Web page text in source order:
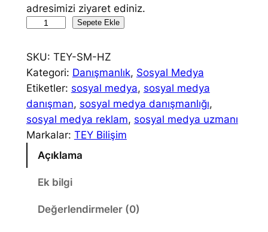
adresimizi ziyaret ediniz.
Y
S
o
s
y
a
Sepete Ekle
SKU: TEY-SM-HZ
Kategori: Danışmanlık, Sosyal Medya
Etiketler: sosyal medya, sosyal medya
danışman, sosyal medya danışmanlığı
sosyal medya reklam, sosyal medya uzmanı
Markalar: TEY Bilişim
Açıklama
Ek bilgi
Değerlendirmeler (0)